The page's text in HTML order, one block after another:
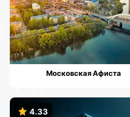
Московская Афиста
4.33